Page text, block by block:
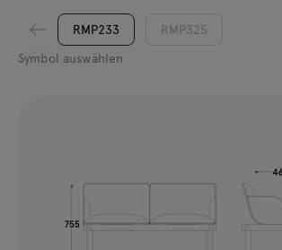
RMP233
RMP325
Symbol auswählen